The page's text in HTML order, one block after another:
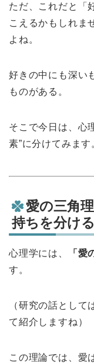
ただ、これだと「
こえるかもしれま
よね。
好きの中にも深い
ものがある。
そこで今日は、心
素”に分けてみます
愛の三角
持ちを分ける
心理学には、 「愛
す。
（研究の話として
て紹介しますね）
この理論では、愛